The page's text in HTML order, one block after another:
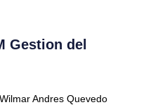
Gestion del
Andres Quevedo